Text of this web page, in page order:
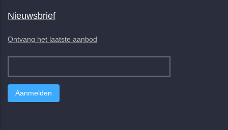
Nieuwsbrief
Ontvang het laatste aanbod